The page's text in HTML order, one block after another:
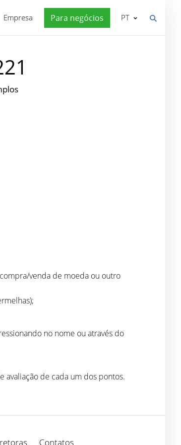
Empresa Para negócios PT
venda de moeda ou outro
no nome ou através do
de cada um dos pontos.
Contatos